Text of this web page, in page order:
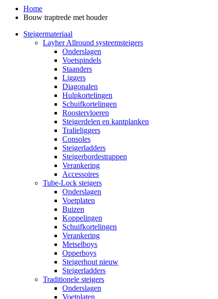
Home
Bouw traptrede met houder
Steigermateriaal
Layher Allround systeemsteigers
Onderslagen
Voetspindels
Staanders
Liggers
Diagonalen
Hulpkortelingen
Schuifkortelingen
Roostervloeren
Steigerdelen en kantplanken
Tralieliggers
Consoles
Steigerladders
Steigerbordestrappen
Verankering
Accessoires
Tube-Lock steigers
Onderslagen
Voetplaten
Buizen
Koppelingen
Schuifkortelingen
Verankering
Metselboys
Opperboys
Steigerhout nieuw
Steigerladders
Traditionele steigers
Onderslagen
Voetplaten